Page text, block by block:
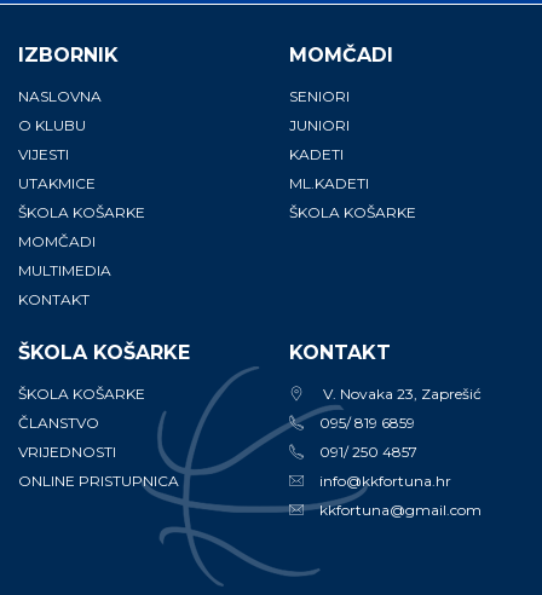
IZBORNIK
NASLOVNA
O KLUBU
VIJESTI
UTAKMICE
ŠKOLA KOŠARKE
MOMČADI
MULTIMEDIA
KONTAKT
MOMČADI
SENIORI
JUNIORI
KADETI
ML.KADETI
ŠKOLA KOŠARKE
ŠKOLA KOŠARKE
ŠKOLA KOŠARKE
ČLANSTVO
VRIJEDNOSTI
ONLINE PRISTUPNICA
KONTAKT
V. Novaka 23, Zaprešić
095/ 819 6859
091/ 250 4857
info@kkfortuna.hr
kkfortuna@gmail.com